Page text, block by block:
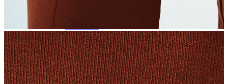
Kazak
Yelek
Eşofman Altı
Bikini/Mayo
Tulum
Dış Giyim